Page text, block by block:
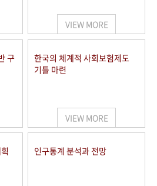
VIEW MORE
구
한국의 체계적 사회보험제도
기틀 마련
VIEW MORE
인구통계 분석과 전망